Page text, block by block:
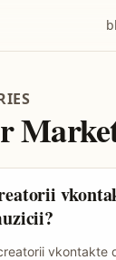
vkontakte